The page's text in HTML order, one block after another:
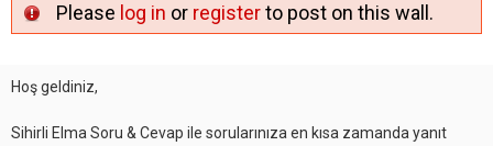
Please log in or registerto post on this wall.
Hoş geldiniz,
Sihirli Elma Soru & Cevap ile sorularınıza en kısa zamanda yanıt